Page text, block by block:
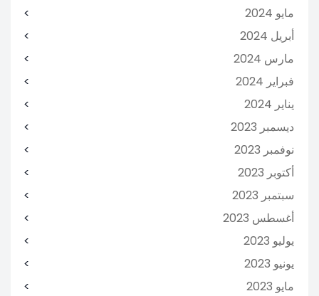
مايو 2024
أبريل 2024
مارس 2024
فبراير 2024
يناير 2024
ديسمبر 2023
نوفمبر 2023
أكتوبر 2023
سبتمبر 2023
أغسطس 2023
يوليو 2023
يونيو 2023
مايو 2023